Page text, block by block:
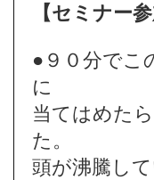
【セミナー
●９０分でこ
に
当てはめた
た。
頭が沸騰し